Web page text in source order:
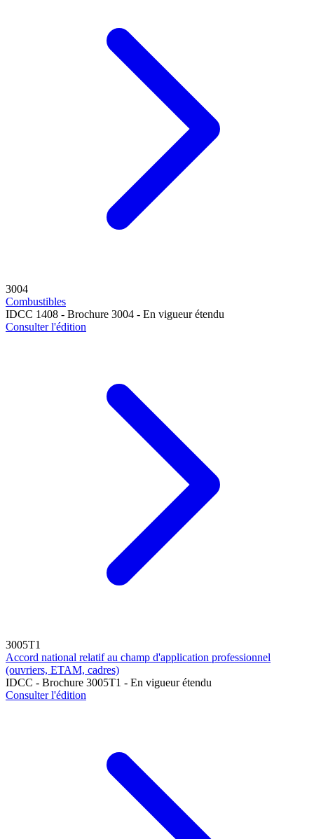
3004
Combustibles
IDCC 1408 - Brochure 3004 - En vigueur étendu
Consulter l'édition
3005T1
Accord national relatif au champ d'application professionnel
(ouvriers, ETAM, cadres)
IDCC - Brochure 3005T1 - En vigueur étendu
Consulter l'édition